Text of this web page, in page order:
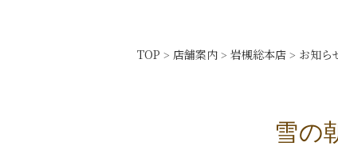
TOP > 店舗案内 > 岩槻総本店 > お知ら
雪の